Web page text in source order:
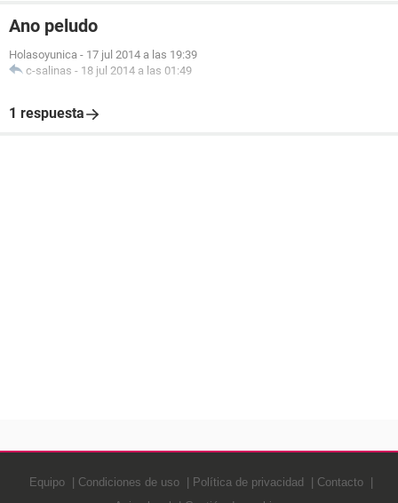
Ano peludo
Holasoyunica - 17 jul 2014 a las 19:39
c-salinas - 18 jul 2014 a las 01:49
1 respuesta
Equipo Condiciones de uso Política de privacidad
Contacto